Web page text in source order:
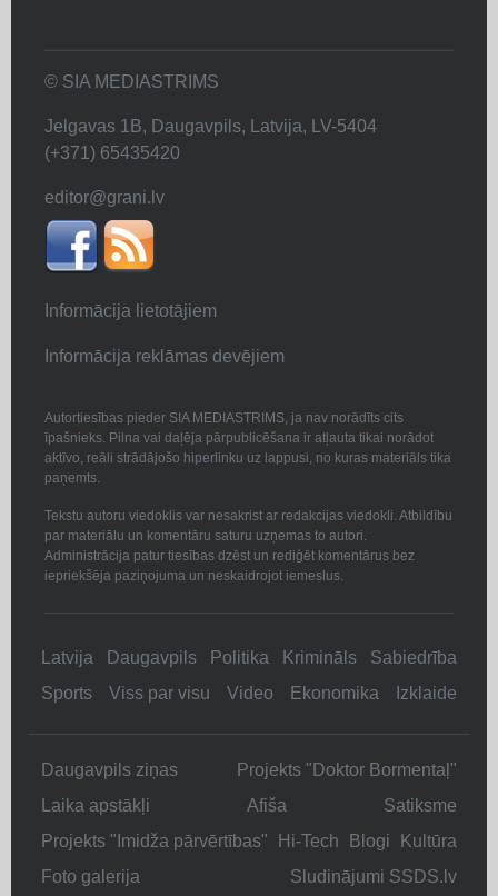
© SIA MEDIASTRIMS
Jelgavas 1B, Daugavpils, Latvija, LV-5404
(+371) 65435420
editor@grani.lv
Informācija lietotājiem
Informācija reklāmas devējiem
Autortiesības pieder SIA MEDIASTRIMS, ja nav norādīts cits
īpašnieks. Pilna vai daļēja pārpublicēšana ir atļauta tikai norādot
aktīvo, reāli strādājošo hiperlinku uz lappusi, no kuras materiāls tika
paņemts.
Tekstu autoru viedoklis var nesakrist ar redakcijas viedokli. Atbildību
par materiālu un komentāru saturu uzņemas to autori.
Administrācija patur tiesības dzēst un rediģēt komentārus bez
iepriekšēja paziņojuma un neskaidrojot iemeslus.
Latvija Daugavpils Politika Krimināls
Sabiedrība
Sports
Viss par visu Video Ekonomika Izklaide
Daugavpils ziņas
Projekts "Doktor Bormentaļ"
Laika apstākļi
Afiša
Satiksme
Projekts "Imidža pārvērtības"
Hi-Tech Blogi
Kultūra
Foto galerija
Sludinājumi SSDS.lv